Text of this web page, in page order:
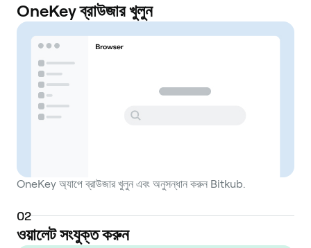
OneKey ব্রাউজার খুলুন
OneKey অ্যাপে ব্রাউজার খুলুন এবং অনুসন্ধান করুন Bitkub.
02
ওয়ালেট সংযুক্ত করুন